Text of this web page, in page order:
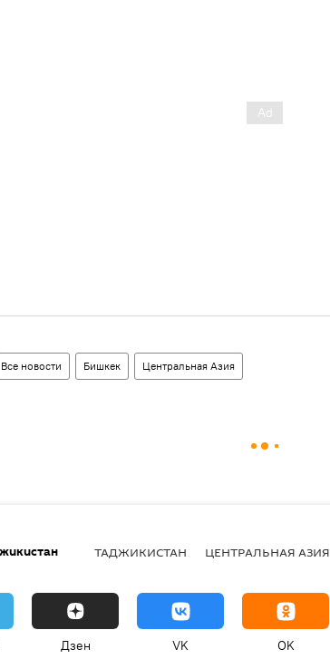
Все новости Бишкек Центральная Азия
ТАДЖИКИСТАН ЦЕНТРАЛЬНАЯ АЗИЯ
Дзен VK OK